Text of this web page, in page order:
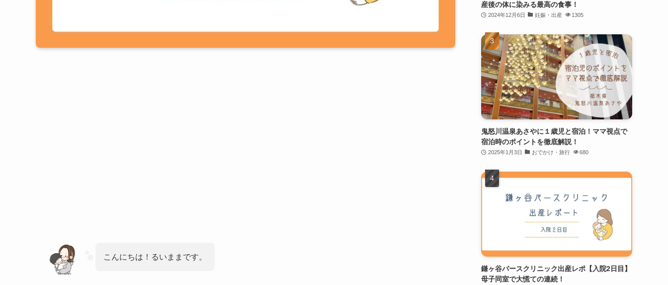
こんにちは！るいままです。
産後の体に染みる最高の食事！
2024年12月6日 妊娠・出産 1305
鬼怒川温泉あさやに１歳児と宿泊！ママ視点で
宿泊時のポイントを徹底解説！
2025年1月3日 おでかけ・旅行 680
鎌ヶ谷バースクリニック出産レポ【入院2日目】
母子同室で大慌ての連続！